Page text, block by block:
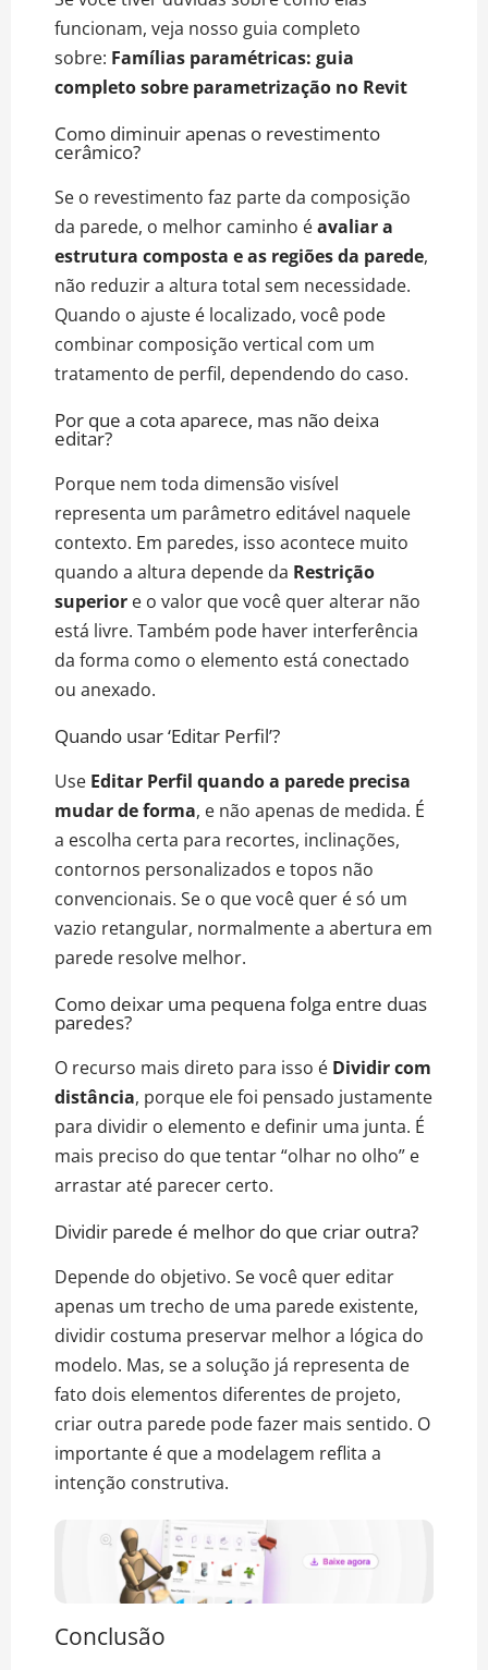
funcionam, veja nosso guia completo
sobre: Famílias paramétricas: guia
completo sobre parametrização no Revit
Como diminuir apenas o revestimento
cerâmico?
Se o revestimento faz parte da composição
da parede, o melhor caminho éavaliar a
estrutura composta e as regiões da parede,
não reduzir a altura total sem necessidade.
Quando o ajuste é localizado, você pode
combinar composição vertical com um
tratamento de perfil, dependendo do caso.
Por que a cota aparece, mas não deixa
editar?
Porque nem toda dimensão visível
representa um parâmetro editável naquele
contexto. Em paredes, isso acontece muito
quando a altura depende da Restrição
superior e o valor que você quer alterar não
está livre. Também pode haver interferência
da forma como o elemento está conectado
ou anexado.
Quando usar ‘Editar Perfil’?
Use Editar Perfil quando a parede precisa
mudar de forma, e não apenas de medida. É
a escolha certa para recortes, inclinações,
contornos personalizados e topos não
convencionais. Se o que você quer é só um
vazio retangular, normalmente a abertura em
parede resolve melhor.
Como deixar uma pequena folga entre duas
paredes?
O recurso mais direto para isso é Dividir com
distância, porque ele foi pensado justamente
para dividir o elemento e definir uma junta. É
mais preciso do que tentar “olhar no olho” e
arrastar até parecer certo.
Dividir parede é melhor do que criar outra?
Depende do objetivo. Se você quer editar
apenas um trecho de uma parede existente,
dividir costuma preservar melhor a lógica do
modelo. Mas, se a solução já representa de
fato dois elementos diferentes de projeto,
criar outra parede pode fazer mais sentido. O
importante é que a modelagem reflita a
intenção construtiva.
Conclusão